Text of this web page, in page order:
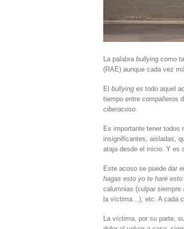
La palabra bullying como
(RAE) aunque cada vez
El bullying es todo aquel
tiempo entre compañeros
ciberacoso.
Es importante tener todos
insignificantes, aisladas,
ataja desde el inicio. Y es
Este acoso se puede dar
hagas esto yo te haré esto
calumnias (culpar siempre
la víctima…), etc. A cada
La víctima, por su parte,